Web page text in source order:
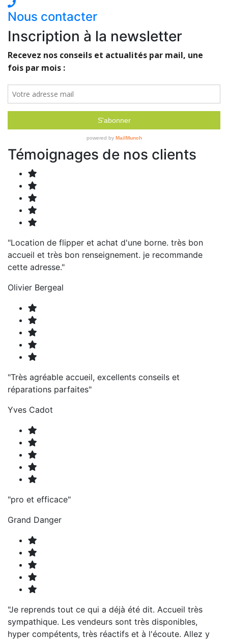
Nous contacter
Inscription à la newsletter
Témoignages de nos clients
"Location de flipper et achat d'une borne. très bon
accueil et très bon renseignement. je recommande
cette adresse."
Olivier Bergeal
"Très agréable accueil, excellents conseils et
réparations parfaites"
Yves Cadot
"pro et efficace"
Grand Danger
"Je reprends tout ce qui a déjà été dit. Accueil très
sympathique. Les vendeurs sont très disponibles,
hyper compétents, très réactifs et à l'écoute. Allez y